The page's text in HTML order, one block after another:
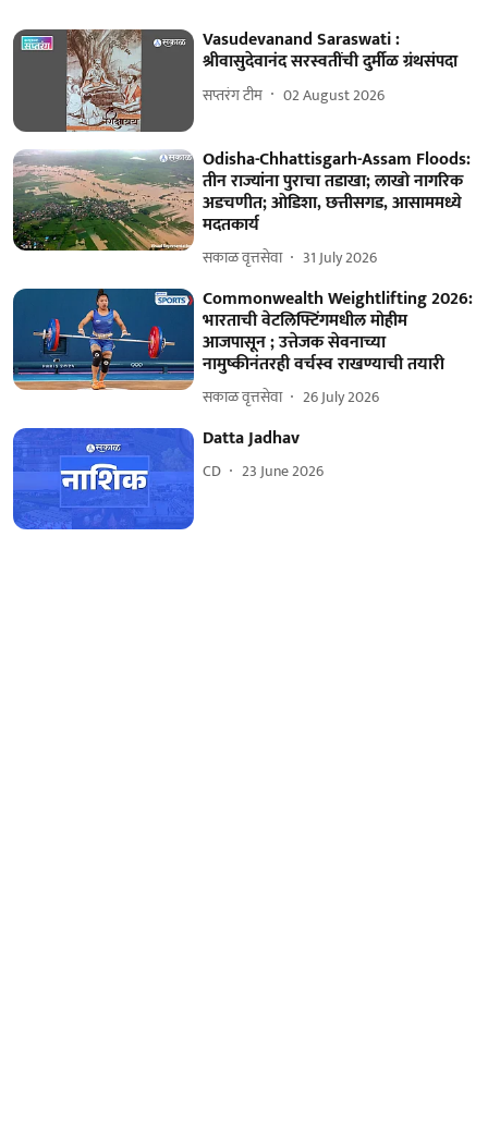
Vasudevanand Saraswati :
श्रीवासुदेवानंद सरस्वतींची दुर्मीळ ग्रंथसंपदा
सप्तरंग टीम 02 August 2026
Odisha-Chhattisgarh-Assam Floods:
तीन राज्यांना पुराचा तडाखा; लाखो नागरिक
अडचणीत; ओडिशा, छत्तीसगड, आसाममध्ये
मदतकार्य
सकाळ वृत्तसेवा 31 July 2026
Commonwealth Weightlifting 2026:
भारताची वेटलिफ्टिंगमधील मोहीम
आजपासून ; उत्तेजक सेवनाच्या
नामुष्कीनंतरही वर्चस्व राखण्याची तयारी
सकाळ वृत्तसेवा 26 July 2026
Datta Jadhav
CD 23 June 2026